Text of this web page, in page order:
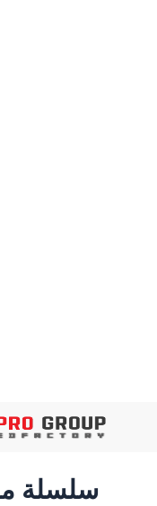
سلسلة